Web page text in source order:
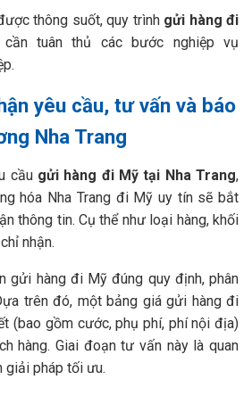
thông suốt, quy trình gửi hàng đi
cần tuân thủ các bước nghiệp vụ
yêu cầu, tư vấn và báo
Nha Trang
cầu gửi hàng đi Mỹ tại Nha Trang,
hóa Nha Trang đi Mỹ uy tín sẽ bắt
thông tin. Cụ thể như loại hàng, khối
nhận.
gửi hàng đi Mỹ đúng quy định, phân
trên đó, một bảng giá gửi hàng đi
(bao gồm cước, phụ phí, phí nội địa)
hàng. Giai đoạn tư vấn này là quan
giải pháp tối ưu.